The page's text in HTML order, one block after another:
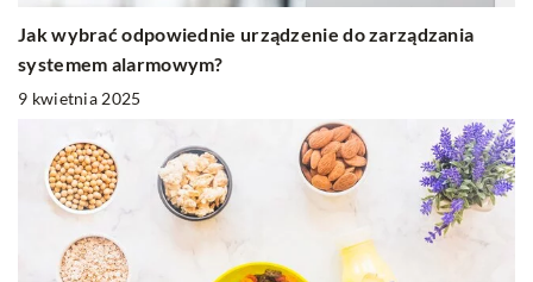
Jak wybrać odpowiednie urządzenie do zarządzania
systemem alarmowym?
9 kwietnia 2025